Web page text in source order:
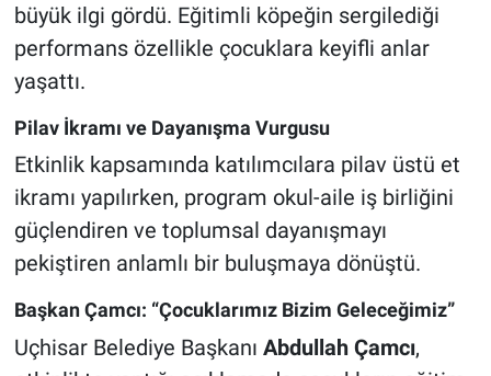
büyük ilgi gördü. Eğitimli köpeğin sergilediği
performans özellikle çocuklara keyifli anlar
yaşattı.
Pilav İkramı ve Dayanışma Vurgusu
Etkinlik kapsamında katılımcılara pilav üstü et
ikramı yapılırken, program okul-aile iş birliğini
güçlendiren ve toplumsal dayanışmayı
pekiştiren anlamlı bir buluşmaya dönüştü.
Başkan Çamcı: “Çocuklarımız Bizim Geleceğimiz”
Uçhisar Belediye Başkanı Abdullah Çamcı,